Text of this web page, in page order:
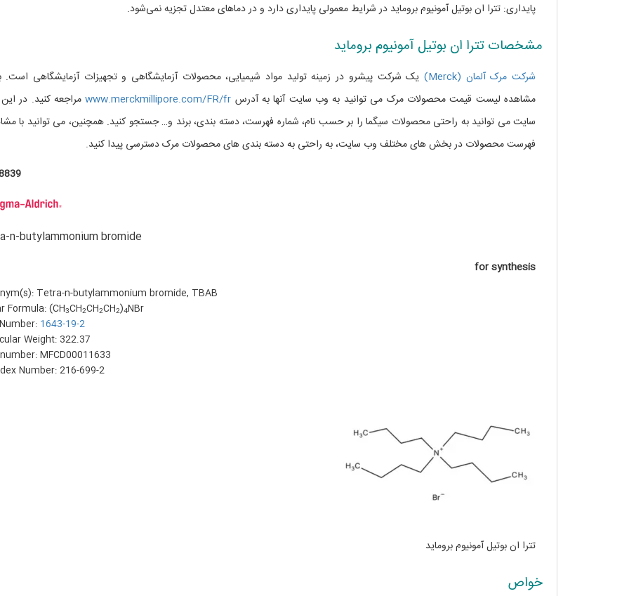
پایداری: تترا ان بوتیل آمونیوم بروماید در شرایط معمولی پایداری دارد و در دماهای معتدل تجزیه نمی‌شود.
مشخصات تترا ان بوتیل آمونیوم بروماید
شرکت مرک آلمان (Merck)
یک شرکت پیشرو در زمینه تولید مواد شیمیایی، محصولات آزمایشگاهی و تجهیزات آزمایشگاهی است.
مشاهده لیست قیمت محصولات مرک می توانید به وب سایت آنها به آدرس www.merckmillipore.com/FR/frمراجعه کنید. در
سایت می توانید به راحتی محصولات سیگما را بر حسب نام، شماره فهرست، دسته بندی، برند و… جستجو کنید. همچنین، می توانید با
فهرست محصولات در بخش های مختلف وب سایت، به راحتی به دسته بندی های محصولات مرک دسترسی پیدا کنید.
n-butylammonium bromide
for synthesis
Tetra-n-butylammonium bromide, TBAB
Formula: (CH3CH2CH2CH2)4NBr
1643-19-2
Weight: 322.37
MFCD00011633
Number: 216-699-2
تترا ان بوتیل آمونیوم بروماید
خواص